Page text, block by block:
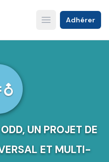
Open main menu
Adhérer
UN PROJET DE
ET MULTI-